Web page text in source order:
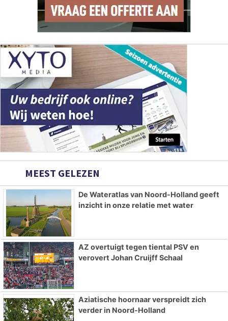
MEEST GELEZEN
De Wateratlas van Noord-Holland geeft
inzicht in onze relatie met water
AZ overtuigt tegen tiental PSV en
verovert Johan Cruijff Schaal
Aziatische hoornaar verspreidt zich
verder in Noord-Holland